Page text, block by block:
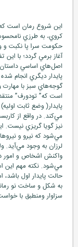
اين شروع رمان است كه
كروي، به طرزي
حكومت سرا پا نكبت و
آغاز برمي گردد؛ با اين
اصل‌هاي اساسي داستان
پايدار ديگري انجام
گوجه‌هاي سبز با مهارت و
است كه” تودورف” منتقد
پايدار( وضع ثابت
مي‌كند. در واقع از
نيز گويا گريزي نيست.
مي‌شود كه نيرو و
لرزان به وجود مي‌آيد.
واكنش اشخاص و امور
مي‌شود. نكته مهم اين
حالت پايدار اول باشد،
به شكل و ساخت نو
سزاوار ومنطبق با